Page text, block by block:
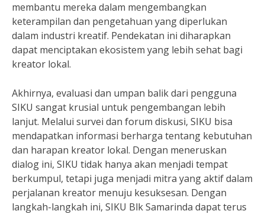
membantu mereka dalam mengembangkan
keterampilan dan pengetahuan yang diperlukan
dalam industri kreatif. Pendekatan ini diharapkan
dapat menciptakan ekosistem yang lebih sehat bagi
kreator lokal.
Akhirnya, evaluasi dan umpan balik dari pengguna
SIKU sangat krusial untuk pengembangan lebih
lanjut. Melalui survei dan forum diskusi, SIKU bisa
mendapatkan informasi berharga tentang kebutuhan
dan harapan kreator lokal. Dengan meneruskan
dialog ini, SIKU tidak hanya akan menjadi tempat
berkumpul, tetapi juga menjadi mitra yang aktif dalam
perjalanan kreator menuju kesuksesan. Dengan
langkah-langkah ini, SIKU Blk Samarinda dapat terus